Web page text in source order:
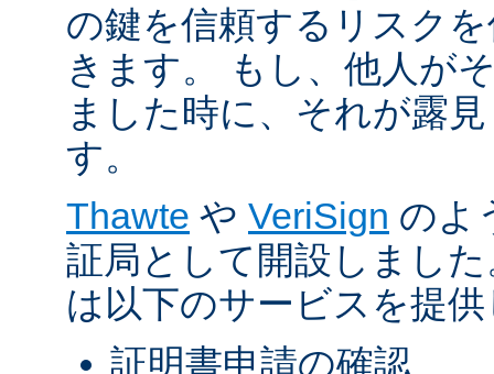
の鍵を信頼するリスク
きます。 もし、他人が
ました時に、それが露
す。
Thawte や VeriSign のよ
証局として開設しまし
は以下のサービスを提
証明書申請の確認